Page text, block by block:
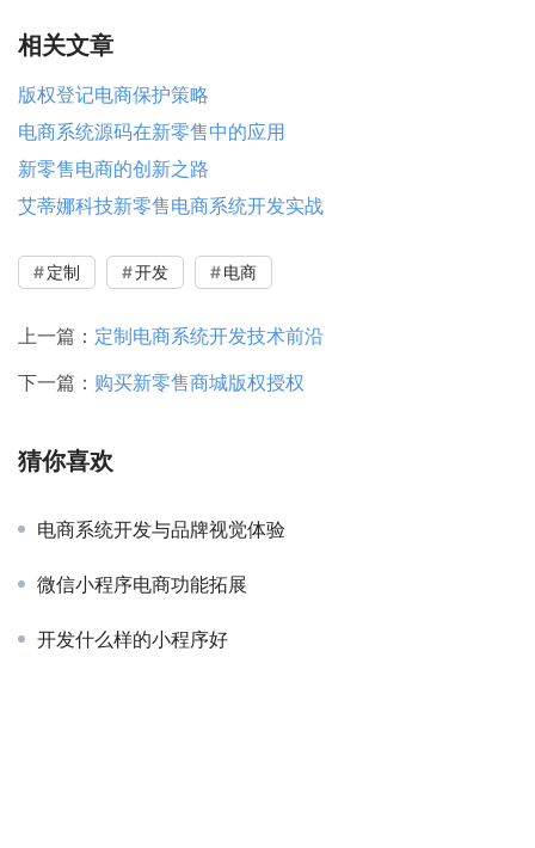
相关文章
版权登记电商保护策略
电商系统源码在新零售中的应用
新零售电商的创新之路
艾蒂娜科技新零售电商系统开发实战
定制 开发 电商
上一篇： 定制电商系统开发技术前沿
下一篇： 购买新零售商城版权授权
猜你喜欢
电商系统开发与品牌视觉体验
微信小程序电商功能拓展
开发什么样的小程序好